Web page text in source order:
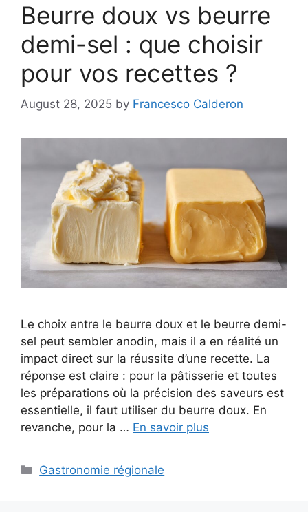
Beurre doux vs beurre
demi-sel : que choisir
pour vos recettes ?
August 28, 2025 by Francesco Calderon
Le choix entre le beurre doux et le beurre demi-
sel peut sembler anodin, mais il a en réalité un
impact direct sur la réussite d’une recette. La
réponse est claire : pour la pâtisserie et toutes
les préparations où la précision des saveurs est
essentielle, il faut utiliser du beurre doux. En
revanche, pour la … En savoir plus
Categories
Gastronomie régionale